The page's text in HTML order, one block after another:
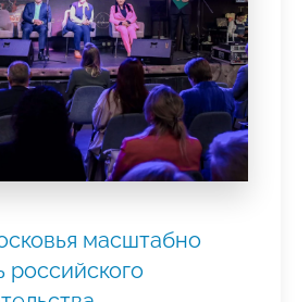
масштабно